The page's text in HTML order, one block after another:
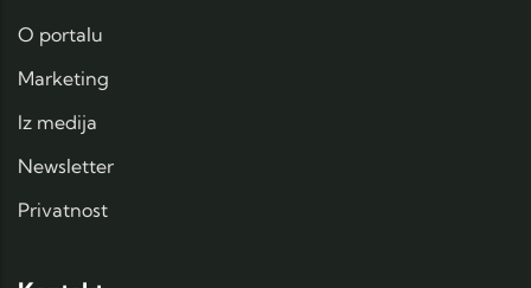
O portalu
Marketing
Iz medija
Newsletter
Privatnost